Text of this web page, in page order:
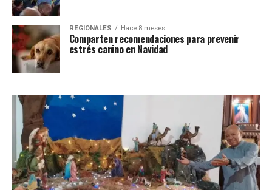
REGIONALES Hace 8 meses
Comparten recomendaciones para prevenir
estrés canino en Navidad